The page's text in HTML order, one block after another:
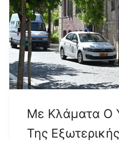
Με Κλάματα Ο
Της